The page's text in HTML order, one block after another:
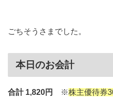
ごちそうさまでした。
本日のお会計
合計 1,820円 ※株主優待券